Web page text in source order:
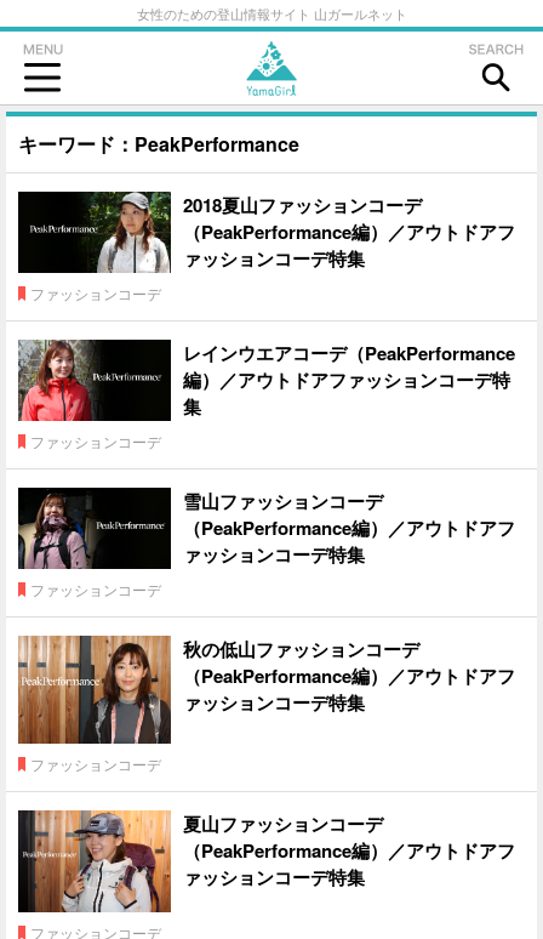
女性のための登山情報サイト 山ガールネット
キーワード：PeakPerformance
2018夏山ファッションコーデ
（PeakPerformance編）／アウトドアフ
ァッションコーデ特集
ファッションコーデ
レインウエアコーデ（PeakPerformance
編）／アウトドアファッションコーデ特
集
ファッションコーデ
雪山ファッションコーデ
（PeakPerformance編）／アウトドアフ
ァッションコーデ特集
ファッションコーデ
秋の低山ファッションコーデ
（PeakPerformance編）／アウトドアフ
ァッションコーデ特集
ファッションコーデ
夏山ファッションコーデ
（PeakPerformance編）／アウトドアフ
ァッションコーデ特集
ファッションコーデ